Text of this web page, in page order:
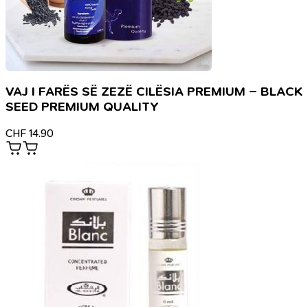
VAJ I FARËS SË ZEZË CILËSIA PREMIUM – BLACK
SEED PREMIUM QUALITY
CHF 14.90